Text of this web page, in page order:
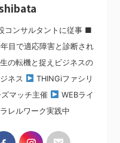
コンサルタントに従事 ■
目で適応障害と診断され
の転機と捉えビジネスの
ネス
THINGiファシリ
ズマッチ主催
WEBライ
レルワーク実践中